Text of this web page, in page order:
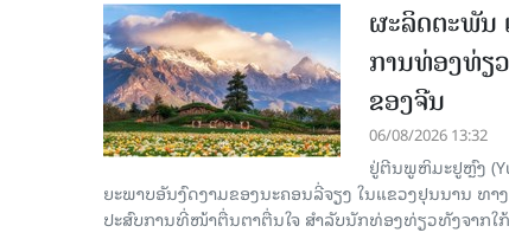
ຜະລິດຕະພັນ
ການທ່ອງທ່ຽ
ຂອງຈີນ
06/08/2026 13:32
ຢູ່ຕີນພູຫິມະຢູຫຼົງ
ຍະພາບອັນງົດງາມຂອງນະຄອນລີ່ຈຽງ ໃນແຂວງຢຸນນານ ທ
ປະສົບການທີ່ໜ້າຕື່ນຕາຕື່ນໃຈ ສຳລັບນັກທ່ອງທ່ຽວທັງຈາກໃກ້